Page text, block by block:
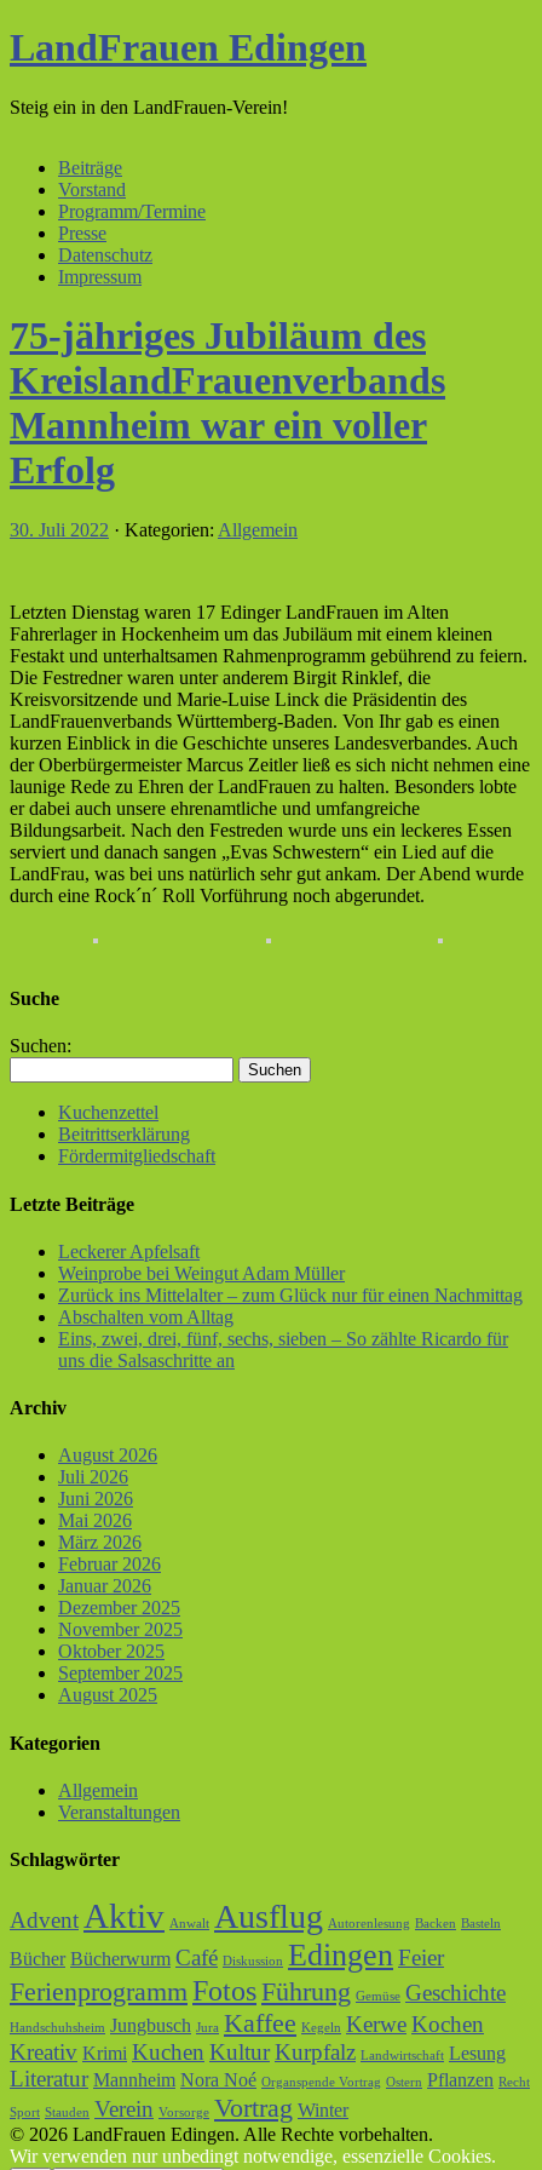
LandFrauen Edingen
Steig ein in den LandFrauen-Verein!
Beiträge
Vorstand
Programm/Termine
Presse
Datenschutz
Impressum
75-jähriges Jubiläum des
KreislandFrauenverbands
Mannheim war ein voller
Erfolg
30. Juli 2022 · Kategorien: Allgemein
Letzten Dienstag waren 17 Edinger LandFrauen im Alten
Fahrerlager in Hockenheim um das Jubiläum mit einem kleinen
Festakt und unterhaltsamen Rahmenprogramm gebührend zu feiern.
Die Festredner waren unter anderem Birgit Rinklef, die
Kreisvorsitzende und Marie-Luise Linck die Präsidentin des
LandFrauenverbands Württemberg-Baden. Von Ihr gab es einen
kurzen Einblick in die Geschichte unseres Landesverbandes. Auch
der Oberbürgermeister Marcus Zeitler ließ es sich nicht nehmen eine
launige Rede zu Ehren der LandFrauen zu halten. Besonders lobte
er dabei auch unsere ehrenamtliche und umfangreiche
Bildungsarbeit. Nach den Festreden wurde uns ein leckeres Essen
serviert und danach sangen „Evas Schwestern“ ein Lied auf die
LandFrau, was bei uns natürlich sehr gut ankam. Der Abend wurde
durch eine Rock´n´ Roll Vorführung noch abgerundet.
Suche
Suchen:
Kuchenzettel
Beitrittserklärung
Fördermitgliedschaft
Letzte Beiträge
Leckerer Apfelsaft
Weinprobe bei Weingut Adam Müller
Zurück ins Mittelalter – zum Glück nur für einen Nachmittag
Abschalten vom Alltag
Eins, zwei, drei, fünf, sechs, sieben – So zählte Ricardo für
uns die Salsaschritte an
Archiv
August 2026
Juli 2026
Juni 2026
Mai 2026
März 2026
Februar 2026
Januar 2026
Dezember 2025
November 2025
Oktober 2025
September 2025
August 2025
Kategorien
Allgemein
Veranstaltungen
Schlagwörter
AdventAktiv Anwalt Ausflug Autorenlesung Backen Basteln
Bücher Bücherwurm Café Diskussion EdingenFeier
FerienprogrammFotosFührung Gemüse Geschichte
Handschuhsheim Jungbusch Jura Kaffee Kegeln KerweKochen
Kreativ Krimi Kuchen KulturKurpfalz Landwirtschaft Lesung
Literatur Mannheim Nora Noé Organspende Vortrag Ostern Pflanzen Recht
Sport Stauden Verein Vorsorge Vortrag Winter
© 2026 LandFrauen Edingen. Alle Rechte vorbehalten.
Wir verwenden nur unbedingt notwendige, essenzielle Cookies.